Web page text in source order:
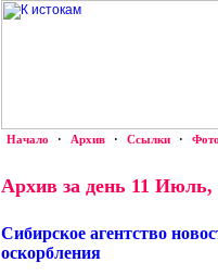
Начало · Архив · Ссылки ·
Архив за день 11 Июль,
Сибирское агентство
оскорбления